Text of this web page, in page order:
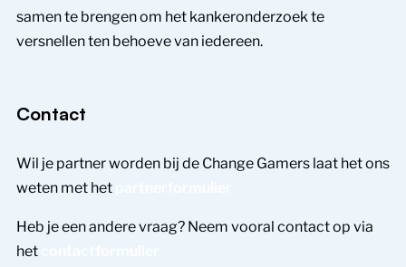
samen te brengen om het kankeronderzoek te
versnellen ten behoeve van iedereen.
Contact
Wil je partner worden bij de Change Gamers laat het ons
weten met het
Heb je een andere vraag? Neem vooral contact op via
het